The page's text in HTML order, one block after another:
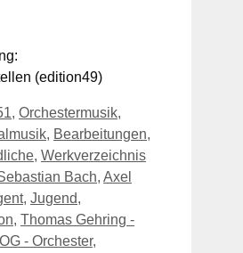
(edition49)
, Orchestermusik,
, Bearbeitungen,
, Werkverzeichnis
Bach, Axel
, Jugend,
, Thomas Gehring -
- Orchester,